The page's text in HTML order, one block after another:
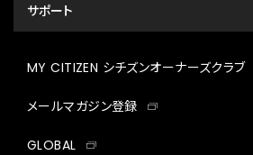
サポート
MY CITIZEN シチズンオーナーズクラブ
メールマガジン登録
GLOBAL